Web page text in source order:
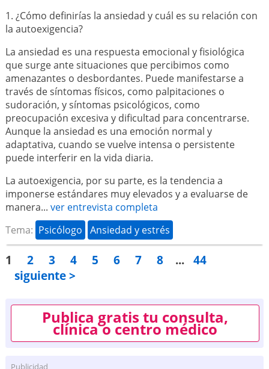
1. ¿Cómo definirías la ansiedad y cuál es su relación con
la autoexigencia?
La ansiedad es una respuesta emocional y fisiológica
que surge ante situaciones que percibimos como
amenazantes o desbordantes. Puede manifestarse a
través de síntomas físicos, como palpitaciones o
sudoración, y síntomas psicológicos, como
preocupación excesiva y dificultad para concentrarse.
Aunque la ansiedad es una emoción normal y
adaptativa, cuando se vuelve intensa o persistente
puede interferir en la vida diaria.
La autoexigencia, por su parte, es la tendencia a
imponerse estándares muy elevados y a evaluarse de
manera... ver entrevista completa
Tema: Psicólogo Ansiedad y estrés
1 2 3 4 5 6 7 8 ... 44
siguiente >
Publica gratis tu consulta,
clínica o centro médico
Publicidad